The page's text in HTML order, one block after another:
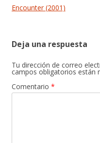
Encounter (2001)
Deja una respuesta
Tu dirección de correo
campos obligatorios están
Comentario *